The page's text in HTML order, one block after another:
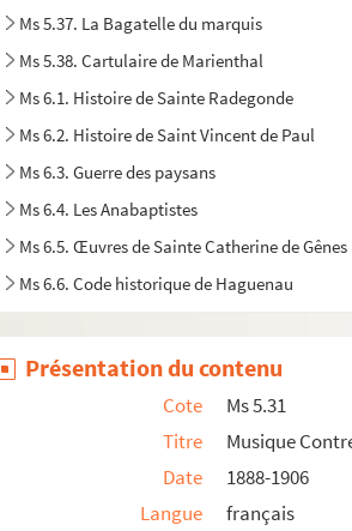
Ms 5.37. La Bagatelle du marquis
Ms 5.38. Cartulaire de Marienthal
Ms 6.1. Histoire de Sainte Radegonde
Ms 6.2. Histoire de Saint Vincent de Paul
Ms 6.3. Guerre des paysans
Ms 6.4. Les Anabaptistes
Ms 6.5. Œuvres de Sainte Catherine de Gênes
Ms 6.6. Code historique de Haguenau
Ms 6.8. Notes de lectures de P.F. Janinet
Ms 6.9. Statutenbuch
Ms 6.10. Manuel de Dioptrique
Ms 6.11. Notes diverses de Maximilien de
Ms 6.12. Observations archéologiques
Présentation du contenu
Cote
Ms 5.31
Titre
Musique
Date
1888-1906
Langue
français